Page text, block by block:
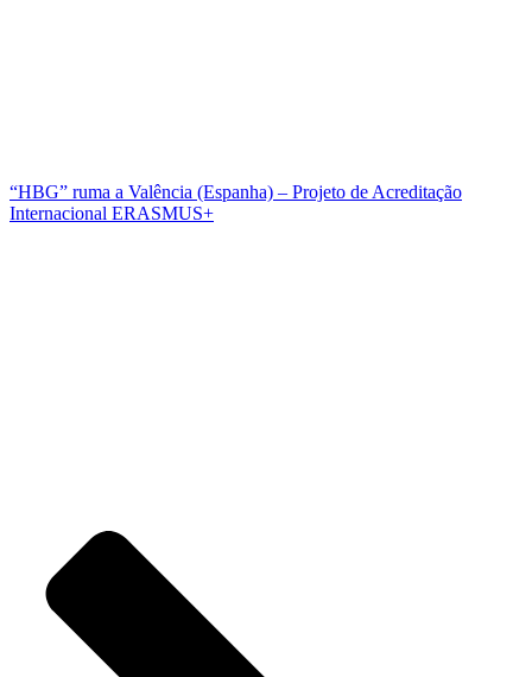
“HBG” ruma a Valência (Espanha) – Projeto de Acreditação
Internacional ERASMUS+